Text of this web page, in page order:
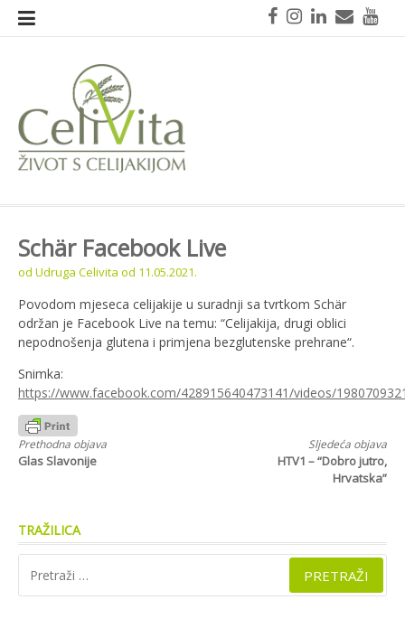
Skoči
FacebookInstagram
LinkedIn
Mail
Schär Facebook Live
od Udruga Celivita od 11.05.2021.
Povodom mjeseca celijakije u suradnji sa tvrtkom Schär
održan je Facebook Live na temu: “Celijakija, drugi oblici
nepodnošenja glutena i primjena bezglutenske prehrane“.
Snimka:
https://www.facebook.com/428915640473141/videos/
Nastavi
čitanjem
Prethodna objava
Glas Slavonije
Sljedeća objava
HTV1 – “Dobro jutro,
Hrvatska”
TRAŽILICA